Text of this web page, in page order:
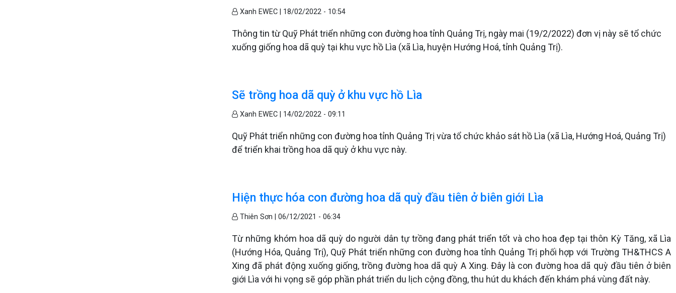
Xanh EWEC | 18/02/2022 - 10:54
Thông tin từ Quỹ Phát triển những con đường hoa tỉnh Quảng Trị, ngày mai (19/2/2022) đơn vị này sẽ tổ chức
xuống giống hoa dã quỳ tại khu vực hồ Lìa (xã Lìa, huyện Hướng Hoá, tỉnh Quảng Trị).
Sẽ trồng hoa dã quỳ ở khu vực hồ Lìa
Xanh EWEC | 14/02/2022 - 09:11
Quỹ Phát triển những con đường hoa tỉnh Quảng Trị vừa tổ chức khảo sát hồ Lìa (xã Lìa, Hướng Hoá, Quảng Trị)
để triển khai trồng hoa dã quỳ ở khu vực này.
Hiện thực hóa con đường hoa dã quỳ đầu tiên ở biên giới Lìa
Thiên Sơn |06/12/2021 - 06:34
Từ những khóm hoa dã quỳ do người dân tự trồng đang phát triển tốt và cho hoa đẹp tại thôn Kỳ Tăng, xã Lìa
(Hướng Hóa, Quảng Trị), Quỹ Phát triển những con đường hoa tỉnh Quảng Trị phối hợp với Trường TH&THCS A
Xing đã phát động xuống giống, trồng đường hoa dã quỳ A Xing. Đây là con đường hoa dã quỳ đầu tiên ở biên
giới Lìa với hi vọng sẽ góp phần phát triển du lịch cộng đồng, thu hút du khách đến khám phá vùng đất này.